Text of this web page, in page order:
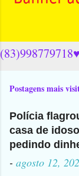
Postagens mais
Polícia
casa de
pedindo
- agosto 12,